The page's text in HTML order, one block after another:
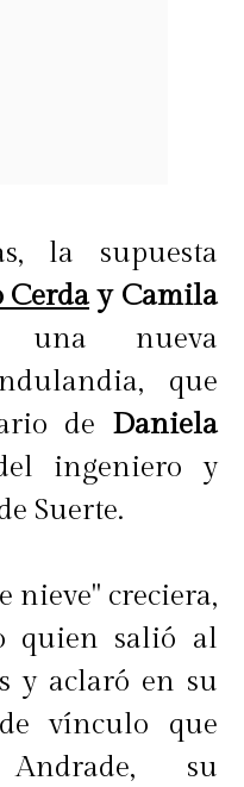
la supuesta
Cerday Camila
una nueva
que
de Daniela
ingeniero y
Suerte.
nieve" creciera,
quien salió al
y aclaró en su
vínculo que
su